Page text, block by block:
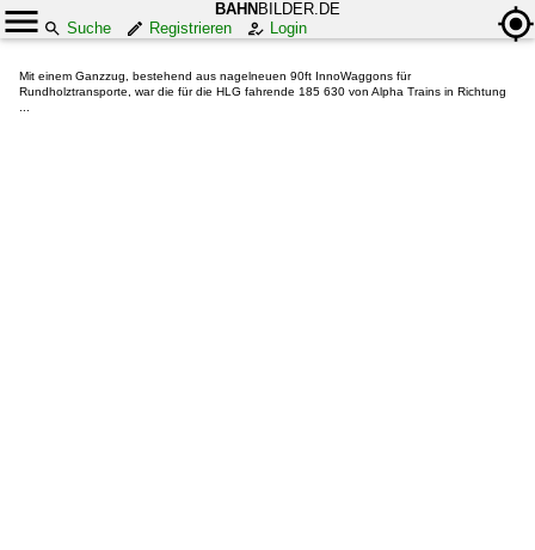
BAHN BILDER.DE
Suche
Registrieren Login
Mit einem Ganzzug, bestehend aus nagelneuen 90ft InnoWaggons für
Rundholztransporte, war die für die HLG fahrende 185 630 von Alpha Trains in Richtung